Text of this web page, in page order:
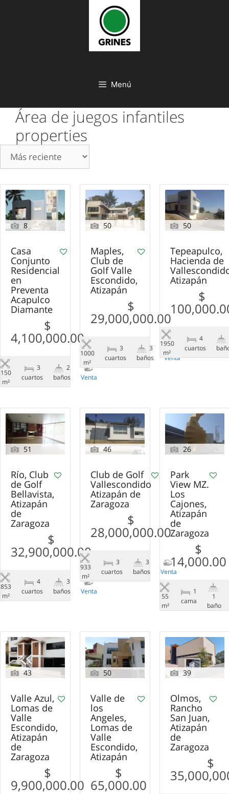
Menú
Área de juegos infantiles
properties
8
Casa
Conjunto
Residencial
en
Preventa
Acapulco
Diamante
$
4,100,000.00
150
m²
3
сuartos
2
baños
Venta
50
Maples,
Club de
Golf Valle
Escondido,
Atizapán
$
29,000,000.00
1000
m²
3
сuartos
3
baños
Venta
50
Tepeapulco,
Hacienda de
Atizapán
$
1950
m²
4
сuartos
51
Río, Club
de Golf
Bellavista,
Atizapán
de
Zaragoza
$
32,900,000.00
853
m²
4
сuartos
3
baños
Venta
46
Club de Golf
Vallescondido
Atizapán de
Zaragoza
$
28,000,000.00
933
m²
3
сuartos
3
baños
Venta
26
Park
View MZ.
Los
Cajones,
Atizapán
de
Zaragoza
$
14,000.00
55
m²
1
cama
1
baño
43
Valle Azul,
Lomas de
Valle
Escondido,
Atizapán
de
Zaragoza
$
9,900,000.00
50
Valle de
los
Angeles,
Lomas de
Valle
Escondido,
Atizapán
$
65,000.00
39
Olmos,
Rancho
San Juan,
Atizapán
de
Zaragoza
$